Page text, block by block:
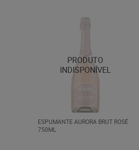
ESPUMANTE AURORA BRUT ROSÉ
750ML